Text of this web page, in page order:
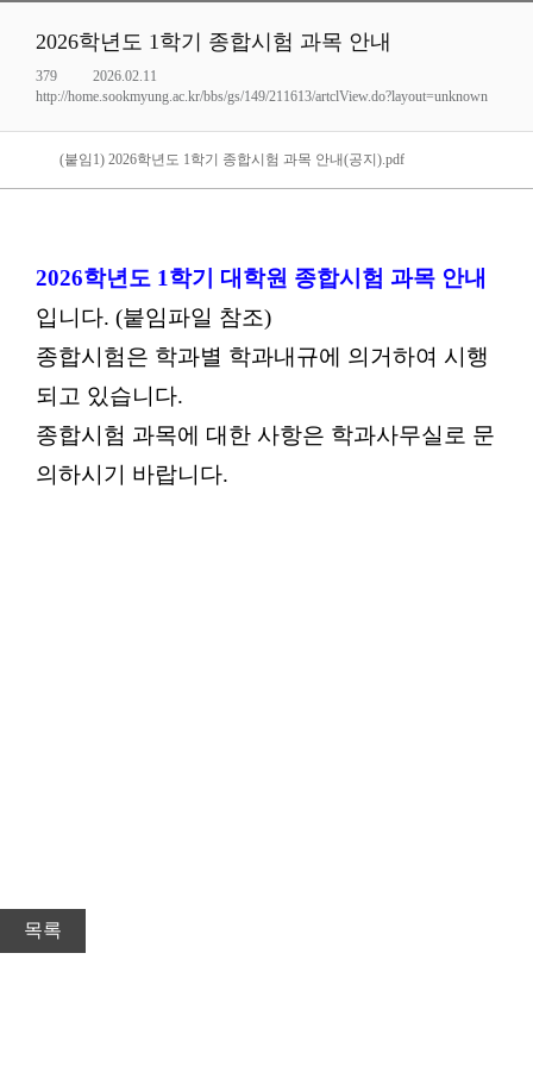
2026학년도 1학기 종합시험 과목 안내
379
2026.02.11
http://home.sookmyung.ac.kr/bbs/gs/149/211613/artclView.do?layout=unknown
(붙임1) 2026학년도 1학기 종합시험 과목 안내(공지).pdf
2026학년도 1학기 대학원 종합시험 과목 안내
입니다. (붙임파일 참조)
종합시험은 학과별 학과내규에 의거하여 시행
되고 있습니다.
종합시험 과목에 대한 사항은 학과사무실로 문
의하시기 바랍니다.